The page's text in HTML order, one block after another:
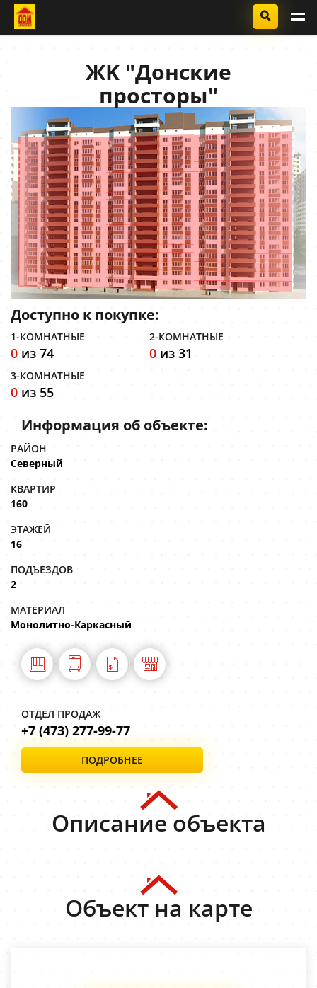
ЖK "Донские
просторы"
Доступно к покупке:
1-КОМНАТНЫЕ
0 из 74
2-КОМНАТНЫЕ
0 из 31
3-КОМНАТНЫЕ
0 из 55
Информация об объекте:
РАЙОН
Северный
КВАРТИР
160
ЭТАЖЕЙ
16
ПОДЪЕЗДОВ
2
МАТЕРИАЛ
Монолитно-Каркасный
ОТДЕЛ ПРОДАЖ
+7 (473) 277-99-77
ПОДРОБНЕЕ
Описание объекта
Объект на карте